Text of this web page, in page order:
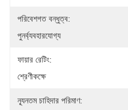
পরিবেশগত বন্ধুত্ব:
পুনর্ব্যবহারযোগ্য
ফায়ার রেটিং:
শ্রেণীকক্ষে
ন্যূনতম চাহিদার পরিমাণ: